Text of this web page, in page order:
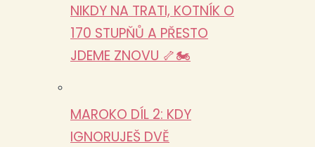
NIKDY NA TRATI, KOTNÍK O
170 STUPŇŮ A PŘESTO
JDEME ZNOVU 🦴🏍️
MAROKO DÍL 2: KDY
IGNORUJEŠ DVĚ